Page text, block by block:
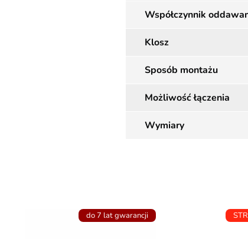
Współczynnik
Klosz
Sposób montażu
Możliwość łączenia
Wymiary
do 7 lat gwarancji